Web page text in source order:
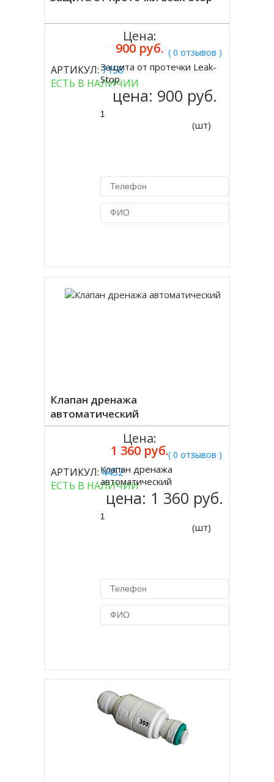
( 0 отзывов )
АРТИКУЛ:7158
ЕСТЬ В НАЛИЧИИ
Цена:
900 руб.
Купить
Защита от протечки Leak-
Stop
цена: 900 руб.
(шт)
Клапан дренажа
автоматический
( 0 отзывов )
АРТИКУЛ:4452
ЕСТЬ В НАЛИЧИИ
Цена:
1 360 руб.
Купить
Клапан дренажа
автоматический
цена: 1 360 руб.
(шт)